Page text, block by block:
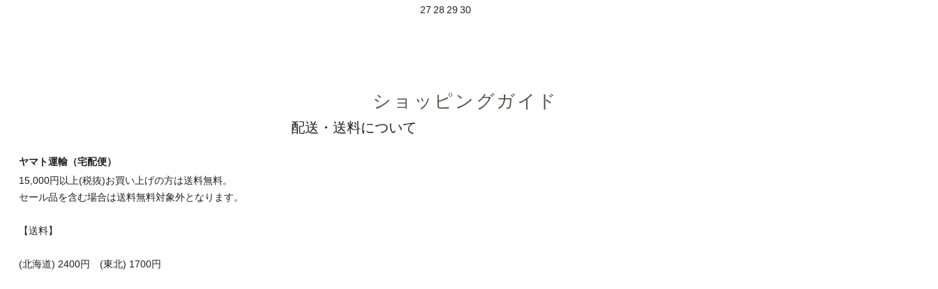
27 28 2930
ショッピングガイド
配送・送料について
ヤマト運輸（宅配便）
15,000円以上(税抜)お買い上げの方は送料無料。
セール品を含む場合は送料無料対象外となります。
【送料】
(北海道) 2400円 (東北) 1700円